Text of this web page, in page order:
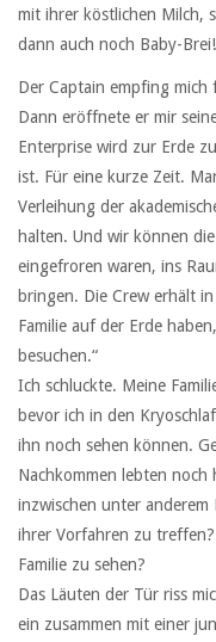
mit ihrer köstlichen Milch,
dann auch noch Baby-
Der Captain empfing mich
Dann eröffnete er mir
Enterprise wird zur Erde
ist. Für eine kurze Zeit.
Verleihung der
halten. Und wir können
eingefroren waren, ins
bringen. Die Crew erhält
Familie auf der Erde
besuchen.“
Ich schluckte. Meine
bevor ich in den
ihn noch sehen können.
Nachkommen lebten
inzwischen unter anderem
ihrer Vorfahren zu
Familie zu sehen?
Das Läuten der Tür riss
ein zusammen mit einer